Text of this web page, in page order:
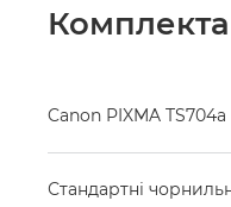
Canon PIXMA TS704a
Стандартні